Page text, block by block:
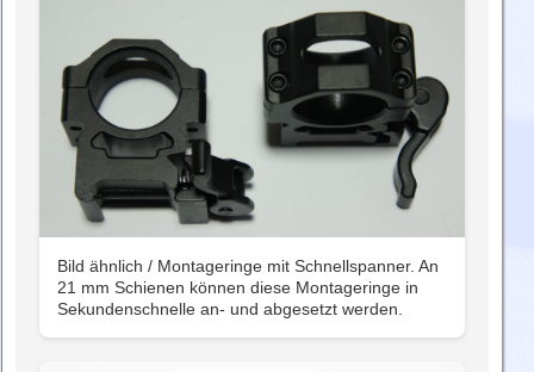
Bild ähnlich / Montageringe mit Schnellspanner. An
21 mm Schienen können diese Montageringe in
Sekundenschnelle an- und abgesetzt werden.